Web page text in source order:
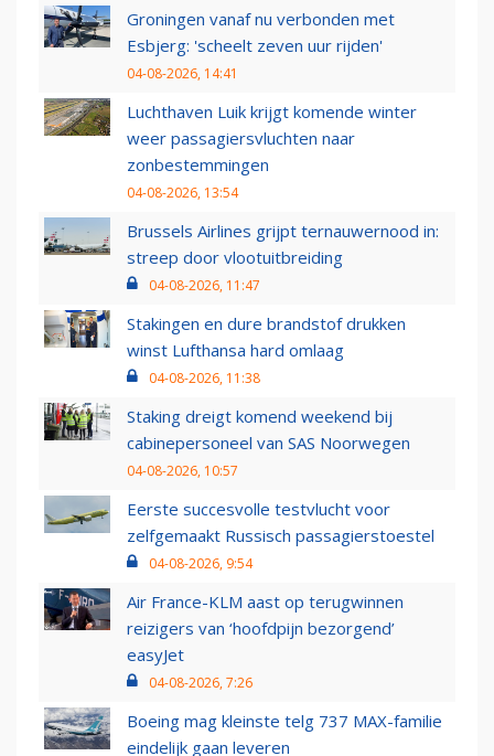
Groningen vanaf nu verbonden met
Esbjerg: 'scheelt zeven uur rijden'
04-08-2026, 14:41
Luchthaven Luik krijgt komende winter
weer passagiersvluchten naar
zonbestemmingen
04-08-2026, 13:54
Brussels Airlines grijpt ternauwernood in:
streep door vlootuitbreiding
04-08-2026, 11:47
Stakingen en dure brandstof drukken
winst Lufthansa hard omlaag
04-08-2026, 11:38
Staking dreigt komend weekend bij
cabinepersoneel van SAS Noorwegen
04-08-2026, 10:57
Eerste succesvolle testvlucht voor
zelfgemaakt Russisch passagierstoestel
04-08-2026, 9:54
Air France-KLM aast op terugwinnen
reizigers van ‘hoofdpijn bezorgend’
easyJet
04-08-2026, 7:26
Boeing mag kleinste telg 737 MAX-familie
eindelijk gaan leveren